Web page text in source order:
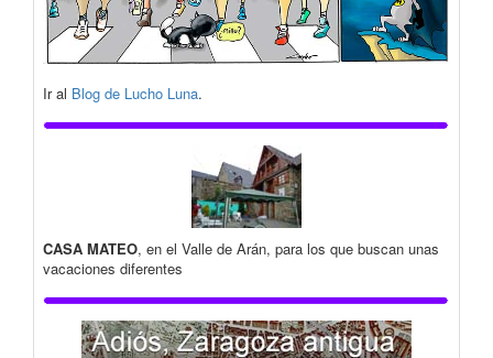
Ir al Blog de Lucho Luna.
CASA MATEO, en el Valle de Arán, para los que buscan unas
vacaciones diferentes